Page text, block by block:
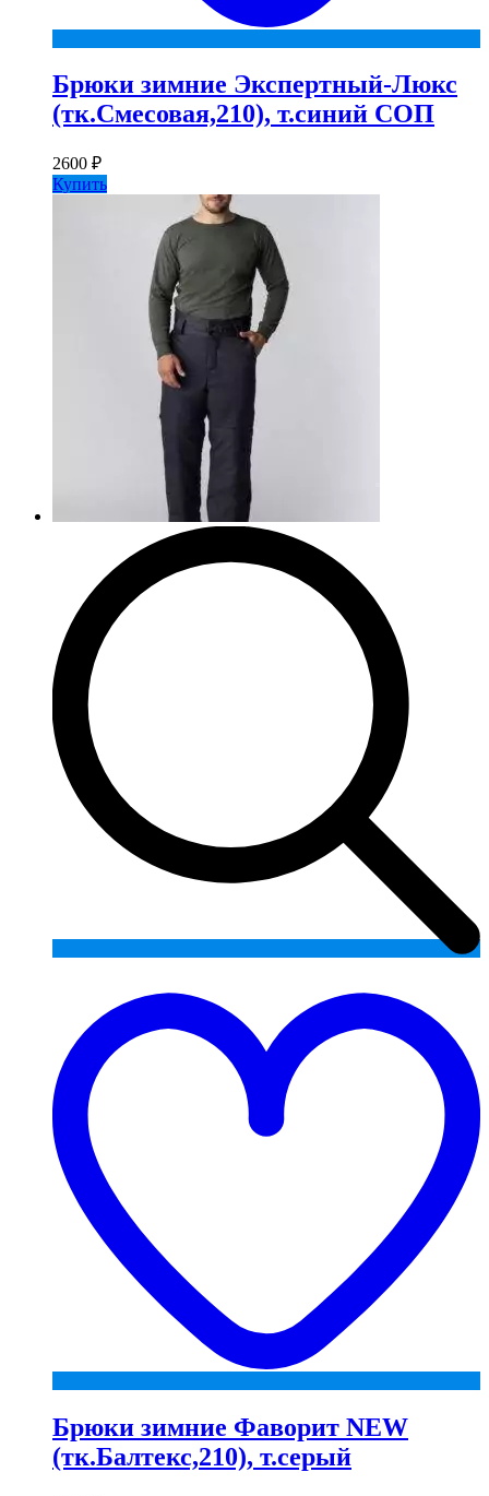
Брюки зимние Экспертный-Люкс
(тк.Смесовая,210), т.синий СОП
2600 ₽
Купить
Брюки зимние Фаворит NEW
(тк.Балтекс,210), т.серый